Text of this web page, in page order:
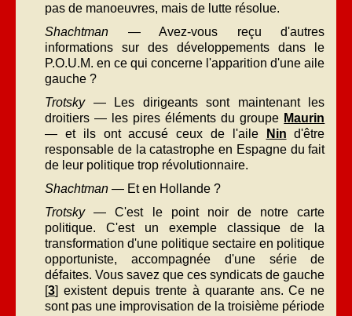
pas de manoeuvres, mais de lutte résolue.
Shachtman — Avez-vous reçu d'autres
informations sur des développements dans le
P.O.U.M. en ce qui concerne l'apparition d'une aile
gauche ?
Trotsky— Les dirigeants sont maintenant les
droitiers — les pires éléments du groupe Maurin
— et ils ont accusé ceux de l'aile
Nin d'être
responsable de la catastrophe en Espagne du fait
de leur politique trop révolutionnaire.
Shachtman — Et en Hollande ?
Trotsky— C'est le point noir de notre carte
politique. C'est un exemple classique de la
transformation d'une politique sectaire en politique
opportuniste, accompagnée d'une série de
défaites. Vous savez que ces syndicats de gauche
[3] existent depuis trente à quarante ans. Ce ne
sont pas une improvisation de la troisième période